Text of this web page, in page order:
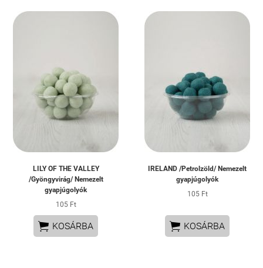
LILY OF THE VALLEY
/Gyöngyvirág/ Nemezelt
gyapjúgolyók
105 Ft
 KOSÁRBA
IRELAND /Petrolzöld/ Nemezelt
gyapjúgolyók
105 Ft
 KOSÁRBA